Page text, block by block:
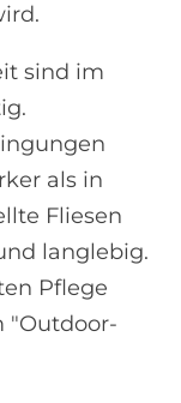
sind im
als in
Fliesen
langlebig.
Pflege
"Outdoor-